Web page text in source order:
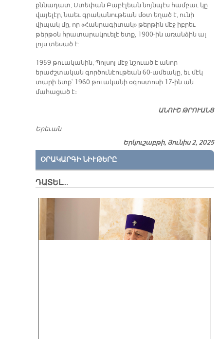
քննադատ, Ստեփան Բաբէլեան նոյնպէս համբաւ կը
վայելէր, նաեւ գրականութեան մօտ եղած է, ունի
վիպակ մը, որ «Հանրագիտակ» թերթին մէջ իբրեւ
թերթօն հրատարակուելէ ետք, 1900-ին առանձին ալ
լոյս տեսած է:
1959 թուականին, Պոլսոյ մէջ նշուած է անոր
երաժշտական գործունէութեան 60-ամեակը, եւ մէկ
տարի ետք՝ 1960 թուականի օգոստոսի 17-ին ան
մահացած է։
ԱՆՈՒՇ ԹՐՈՒԱՆՑ
Երեւան
Երկուշաբթի, Յունիս 2, 2025
ՕՐԱԿԱՐԳԻ ՆԻՒԹԵՐԸ
ԴԱՏԵԼ…